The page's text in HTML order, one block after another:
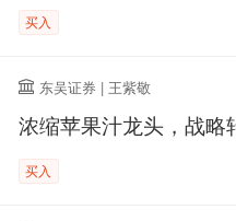
买入
东吴证券 | 王紫敬
浓缩苹果汁龙头，战略
买入